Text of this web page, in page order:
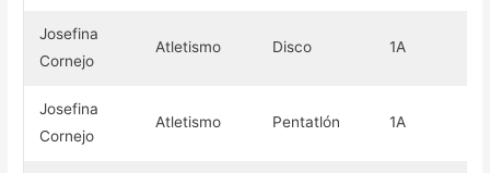
Josefina
Cornejo
Atletismo Disco 1A
Josefina
Cornejo
Atletismo Pentatlón 1A